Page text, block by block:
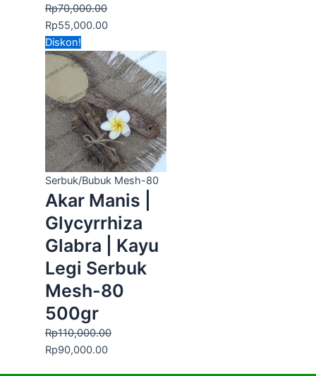
Rp70,000.00
Rp55,000.00
Diskon!
Serbuk/Bubuk Mesh-80
Akar Manis |
Glycyrrhiza
Glabra | Kayu
Legi Serbuk
Mesh-80
500gr
Rp110,000.00
Harga
aslinya
adalah:
Rp110,000.00.
Rp90,000.00
saat
ini
adalah:
Rp90,000.00.